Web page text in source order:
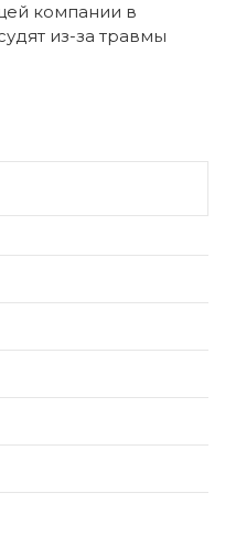
компании в
из-за травмы